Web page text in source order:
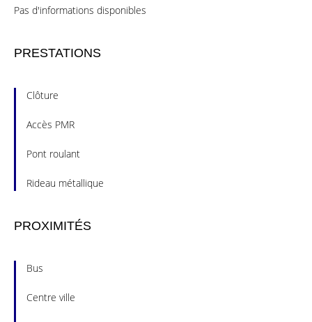
Pas d'informations disponibles
PRESTATIONS
Clôture
Accès PMR
Pont roulant
Rideau métallique
PROXIMITÉS
Bus
Centre ville